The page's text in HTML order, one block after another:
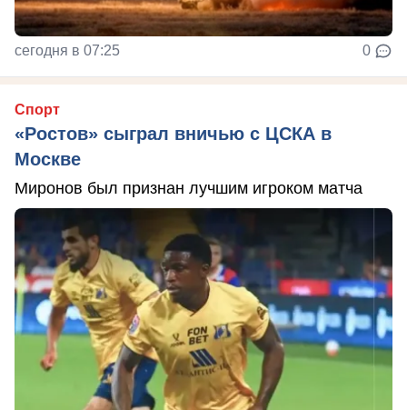
сегодня в 07:25 0
Спорт
«Ростов» сыграл вничью с ЦСКА в
Москве
Миронов был признан лучшим игроком матча